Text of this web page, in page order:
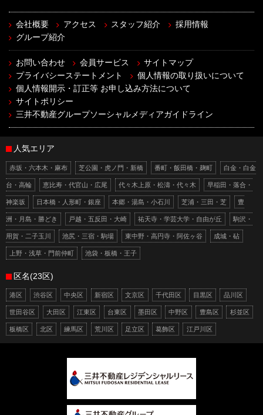
会社概要 アクセス スタッフ紹介
採用情報
グループ紹介
お問い合わせ 会員サービス
サイトマップ
プライバシーステートメント
個人情報の取り扱いについて
個人情報開示・訂正等 お申し込み方法について
サイトポリシー
三井不動産グループソーシャルメディアガイドライン
人気エリア
赤坂・六本木・麻布 芝公園・虎ノ門・新橋 番町・飯田橋・麹町 白金・白金
台・高輪 恵比寿・代官山・広尾 代々木上原・松濤・代々木 早稲田・落合・
神楽坂 日本橋・人形町・銀座 本郷・湯島・小石川 芝浦・三田・芝 豊
洲・月島・勝どき 戸越・五反田・大崎 祐天寺・学芸大学・自由が丘 駒沢・
用賀・二子玉川 池尻・三宿・駒場 東中野・高円寺・阿佐ヶ谷 成城・砧
上野・浅草・門前仲町 池袋・板橋・王子
区名(23区)
港区 渋谷区 中央区 新宿区 文京区 千代田区 目黒区 品川区
世田谷区 大田区 江東区 台東区 墨田区 中野区 豊島区 杉並区
板橋区 北区 練馬区 荒川区 足立区 葛飾区 江戸川区